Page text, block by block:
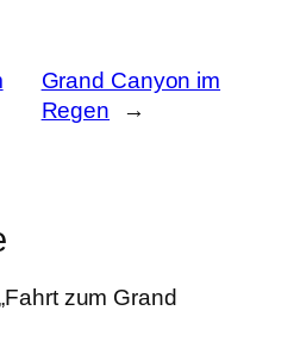
Grand Canyon im
Regen
→
zum Grand